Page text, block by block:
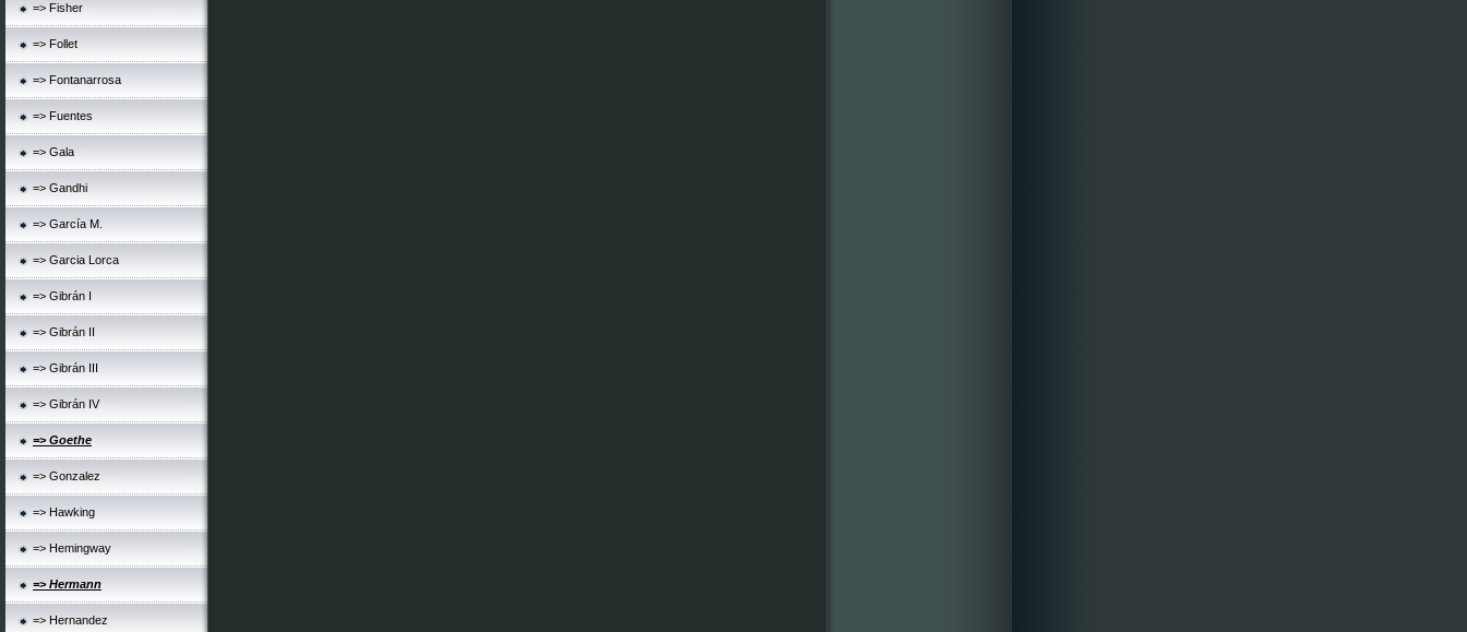
=> Fisher
=> Follet
=> Fontanarrosa
=> Fuentes
=> Gala
=> Gandhi
=> García M.
=> Garcia Lorca
=> Gibrán I
=> Gibrán II
=> Gibrán III
=> Gibrán IV
=> Goethe
=> Gonzalez
=> Hawking
=> Hemingway
=> Hermann
=> Hernandez